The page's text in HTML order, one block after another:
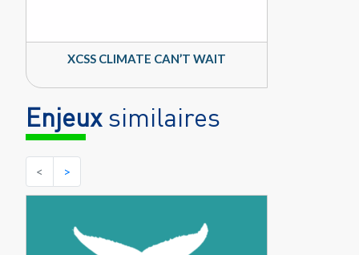
XCSS CLIMATE CAN’T WAIT
Enjeuxsimilaires
< >